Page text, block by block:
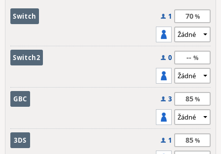
Switch 1 70
Switch2 0 --
GBC 3 85
3DS 1 85